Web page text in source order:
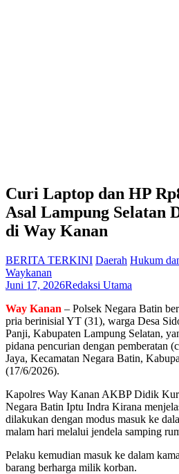
Curi Laptop dan HP
Asal Lampung Selatan
di Way Kanan
BERITA TERKINI Daerah Hukum
Waykanan
Juni 17, 2026Redaksi Utama
Way Kanan – Polsek Negara Batin
pria berinisial YT (31), warga Desa
Panji, Kabupaten Lampung Selatan,
pidana pencurian dengan pemberatan
Jaya, Kecamatan Negara Batin,
(17/6/2026).
Kapolres Way Kanan AKBP Didik
Negara Batin Iptu Indra Kirana
dilakukan dengan modus masuk ke
malam hari melalui jendela samping
Pelaku kemudian masuk ke dalam
barang berharga milik korban.